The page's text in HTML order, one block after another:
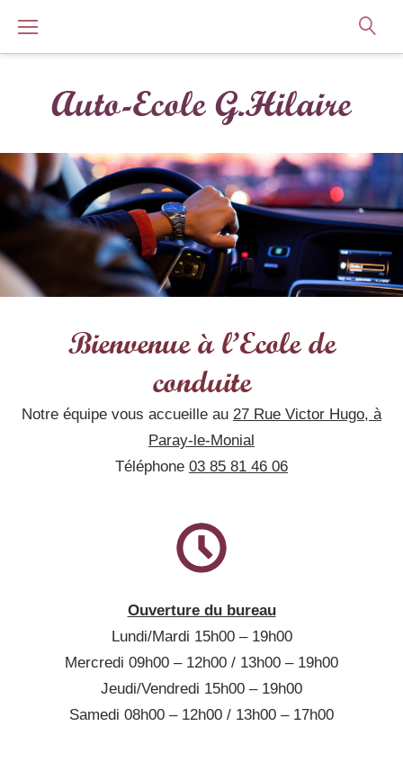
Auto-Ecole G.Hilaire
Bienvenue à l’Ecole de
conduite
Notre équipe vous accueille au 27 Rue Victor Hugo, à
Paray-le-Monial
Téléphone 03 85 81 46 06
Ouverture du bureau
Lundi/Mardi 15h00 – 19h00
Mercredi 09h00 – 12h00 / 13h00 – 19h00
Jeudi/Vendredi 15h00 – 19h00
Samedi 08h00 – 12h00 / 13h00 – 17h00